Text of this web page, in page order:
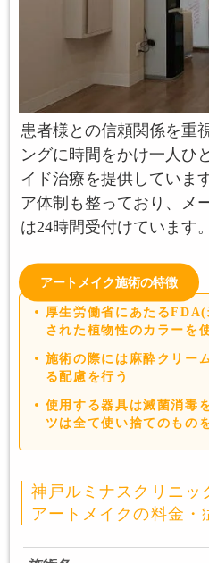
患者様との信頼関係を重
ングに時間をかけ一人ひ
イド治療を提供していま
ア体制も整っており、メ
は24時間受付けています。
アートメイク施術の特徴
厚生労働省にあたる
された植物性のカラーを
施術の際には麻酔クリー
る配慮を行う
使用する器具は滅菌消毒
ツは全て使い捨てのもの
神戸ルミナスクリニッ
アートメイクの料金・